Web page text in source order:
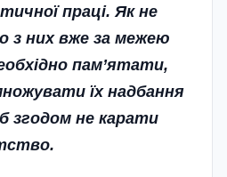
праці. Як не
з них вже за межею
пам’ятати,
їх надбання
згодом не карати